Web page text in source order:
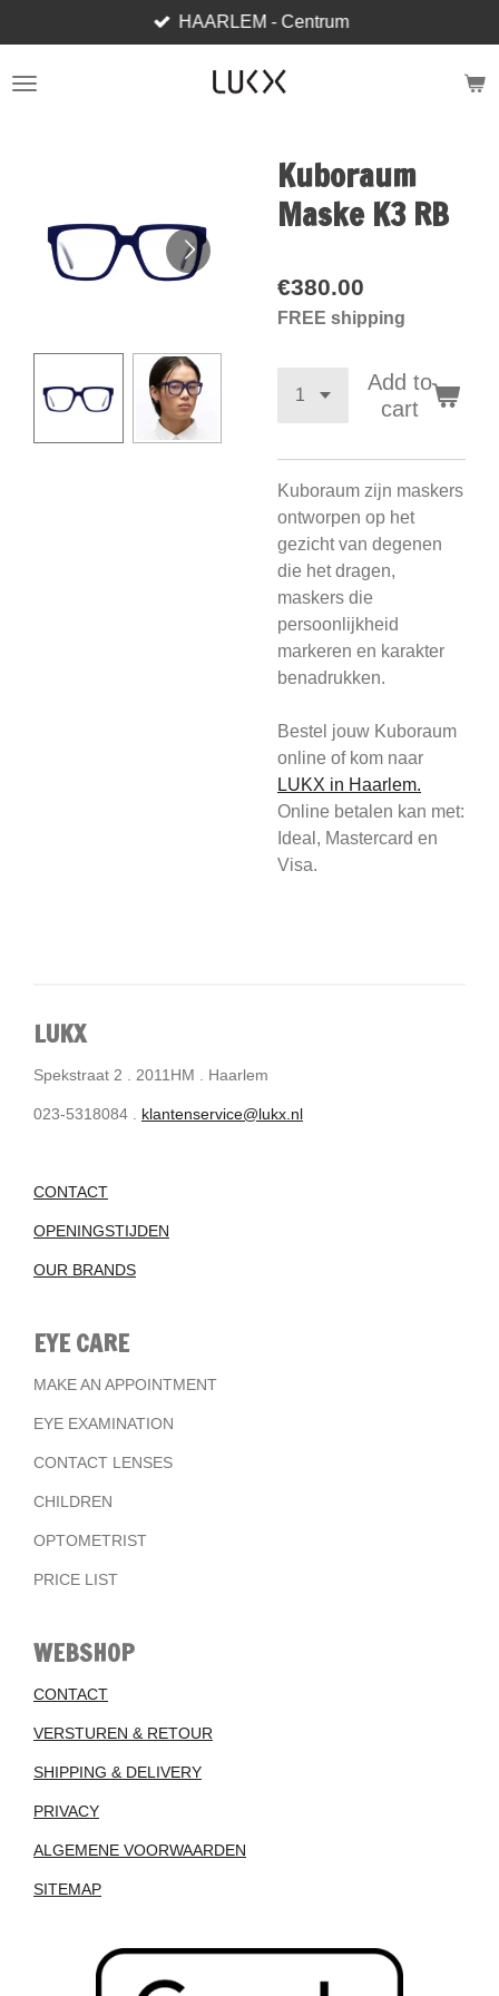
to
main
HAARLEM - Centrum
Kuboraum
Maske K3 RB
€380.00
FREE shipping
Add to
cart
Kuboraum zijn maskers
ontworpen op het
gezicht van degenen
die het dragen,
maskers die
persoonlijkheid
markeren en karakter
benadrukken.
Bestel jouw Kuboraum
online of kom naar
LUKX in Haarlem.
Online betalen kan met:
Ideal, Mastercard en
Visa.
LUKX
Spekstraat 2 . 2011HM . Haarlem
023-5318084 . klantenservice@lukx.nl
CONTACT
OPENINGSTIJDEN
OUR BRANDS
EYE CARE
MAKE AN APPOINTMENT
EYE EXAMINATION
CONTACT LENSES
CHILDREN
OPTOMETRIST
PRICE LIST
WEBSHOP
CONTACT
VERSTUREN & RETOUR
SHIPPING & DELIVERY
PRIVACY
ALGEMENE VOORWAARDEN
SITEMAP